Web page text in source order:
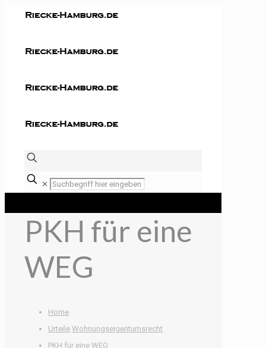
✕
PKH für eine
WEG
Home
Urteile Wohnungseigentumsrecht
PKH für eine WEG